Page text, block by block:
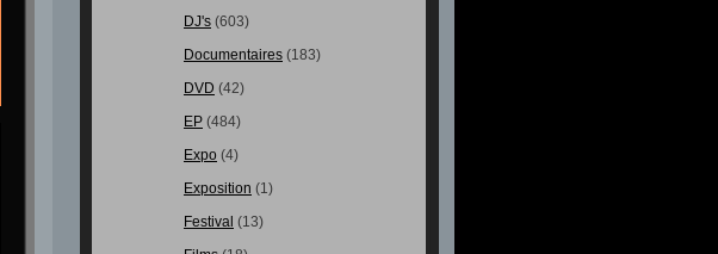
DJ's (603)
Documentaires (183)
DVD (42)
EP (484)
Expo (4)
Exposition (1)
Festival (13)